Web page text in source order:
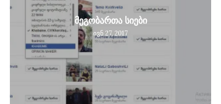
მეგობართა სიები
ივნ 27, 2017